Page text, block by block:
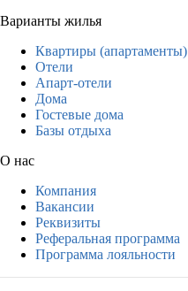
Варианты жилья
Квартиры (апартаменты)
Отели
Апарт-отели
Дома
Гостевые дома
Базы отдыха
О нас
Компания
Вакансии
Реквизиты
Реферальная программа
Программа лояльности